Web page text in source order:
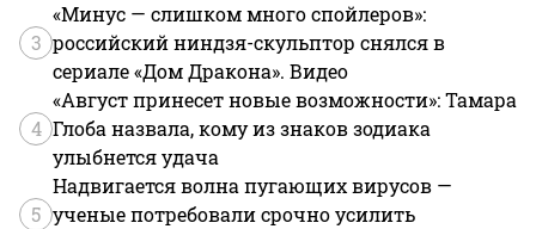
3
«Минус — слишком много спойлеров»:
российский ниндзя-скульптор снялся в
сериале «Дом Дракона». Видео
4
«Август принесет новые возможности»: Тамара
Глоба назвала, кому из знаков зодиака
улыбнется удача
5
Надвигается волна пугающих вирусов —
ученые потребовали срочно усилить